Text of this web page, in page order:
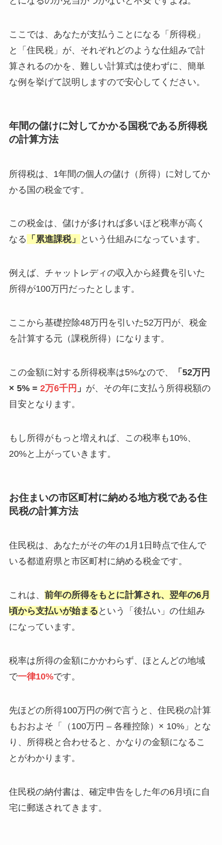
ここでは、あなたが支払うことになる「所得税」
と「住民税」が、それぞれどのような仕組みで計
算されるのかを、難しい計算式は使わずに、簡単
な例を挙げて説明しますので安心してください。
年間の儲けに対してかかる国税である所得税
の計算方法
所得税は、1年間の個人の儲け（所得）に対してか
かる国の税金です。
この税金は、儲けが多ければ多いほど税率が高く
なる 「累進課税」 という仕組みになっています。
例えば、チャットレディの収入から経費を引いた
所得が100万円だったとします。
ここから基礎控除48万円を引いた52万円が、税金
を計算する元（課税所得）になります。
この金額に対する所得税率は5%なので、
「52万円
× 5% = 2万6千円 」 が、その年に支払う所得税額の
目安となります。
もし所得がもっと増えれば、この税率も10%、
20%と上がっていきます。
お住まいの市区町村に納める地方税である住
民税の計算方法
住民税は、あなたがその年の1月1日時点で住んで
いる都道府県と市区町村に納める税金です。
これは、 前年の所得をもとに計算され、翌年の6月
頃から支払いが始まる という「後払い」の仕組み
になっています。
税率は所得の金額にかかわらず、ほとんどの地域
で一律10%です。
先ほどの所得100万円の例で言うと、住民税の計算
もおおよそ「（100万円 – 各種控除）× 10%」とな
り、所得税と合わせると、かなりの金額になるこ
とがわかります。
住民税の納付書は、確定申告をした年の6月頃に自
宅に郵送されてきます。